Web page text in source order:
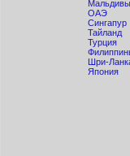
Мальдивы
ОАЭ
Сингапур
Тайланд
Турция
Шри-
Япония